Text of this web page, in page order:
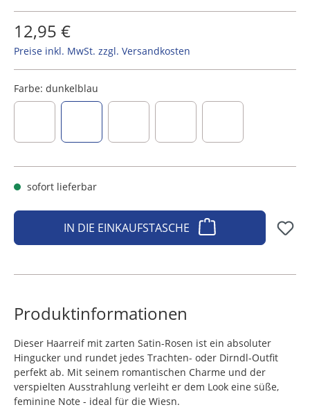
12,95 €
Preise inkl. MwSt. zzgl. Versandkosten
Farbe: dunkelblau
sofort lieferbar
IN DIE EINKAUFSTASCHE
Produktinformationen
Dieser Haarreif mit zarten Satin-Rosen ist ein absoluter
Hingucker und rundet jedes Trachten- oder Dirndl-Outfit
perfekt ab. Mit seinem romantischen Charme und der
verspielten Ausstrahlung verleiht er dem Look eine süße,
feminine Note - ideal für die Wiesn.